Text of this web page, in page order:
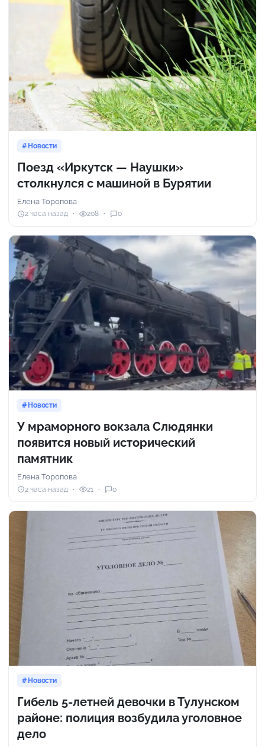
Новости
Поезд «Иркутск — Наушки»
столкнулся с машиной в Бурятии
Елена Торопова
2 часа назад 208 0
Новости
У мраморного вокзала Слюдянки
появится новый исторический
памятник
Елена Торопова
2 часа назад 21 0
Новости
Гибель 5-летней девочки в Тулунском
районе: полиция возбудила уголовное
дело